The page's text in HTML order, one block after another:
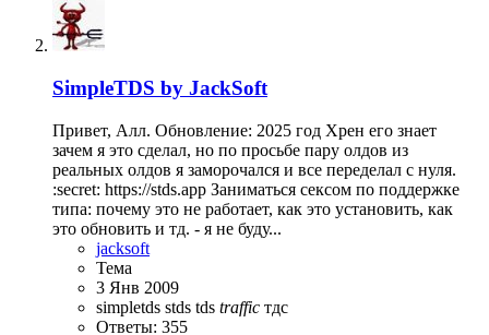
SimpleTDS by JackSoft
Привет, Алл. Обновление: 2025 год Хрен его знает
зачем я это сделал, но по просьбе пару олдов из
реальных олдов я заморочался и все переделал с нуля.
:secret: https://stds.app Заниматься сексом по поддержке
типа: почему это не работает, как это установить, как
это обновить и тд. - я не буду...
jacksoft
Тема
3 Янв 2009
simpletds stds tds traffic тдс
Ответы: 355